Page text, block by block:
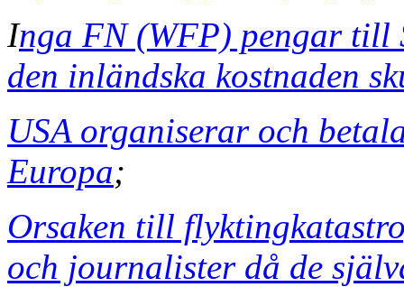
Inga FN (WFP) pengar till
den inländska kostnaden
USA organiserar och
Europa;
Orsaken till
och journalister då de